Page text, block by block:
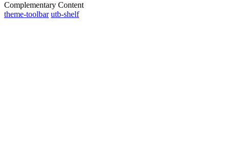
Complementary Content
theme-toolbar utb-shelf